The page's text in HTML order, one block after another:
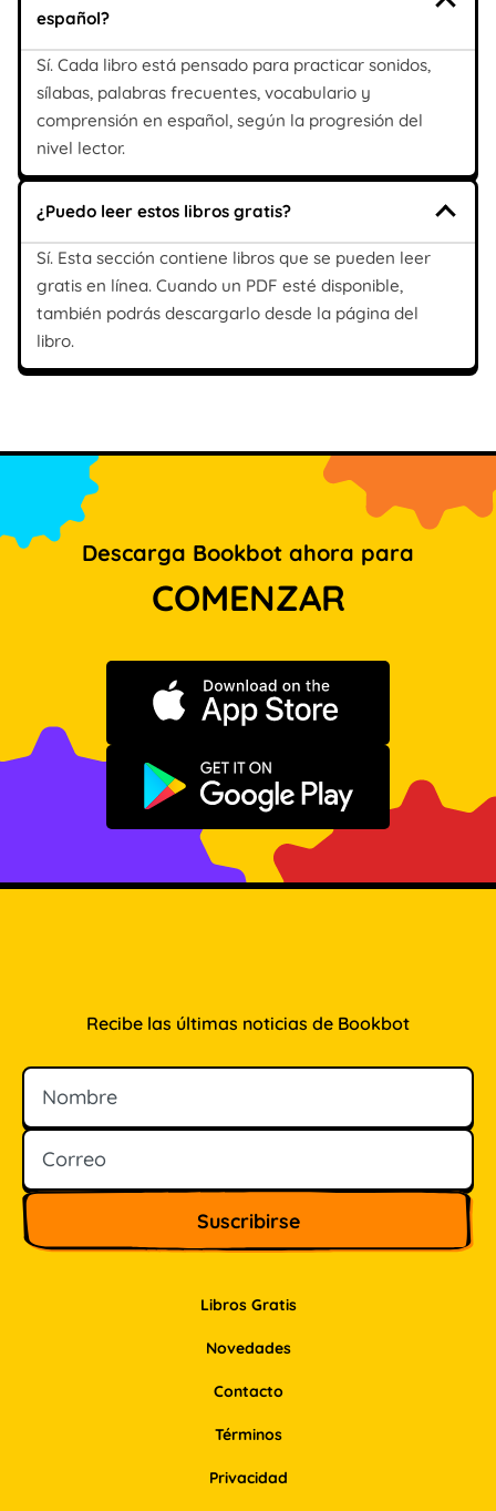
español?
Sí. Cada libro está pensado para practicar sonidos,
sílabas, palabras frecuentes, vocabulario y
comprensión en español, según la progresión del
nivel lector.
¿Puedo leer estos libros gratis?
Sí. Esta sección contiene libros que se pueden leer
gratis en línea. Cuando un PDF esté disponible,
también podrás descargarlo desde la página del
libro.
Descarga Bookbot ahora para
COMENZAR
Descargar en App Store
Disponible en Google Play
Libros Gratis
Novedades
Contacto
Recibe las últimas noticias de Bookbot
Nombre
Correo
Términos
Privacidad